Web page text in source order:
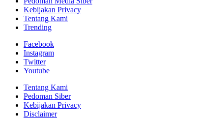
Kebijakan Privacy
Tentang Kami
Trending
Facebook
Instagram
Twitter
Youtube
Tentang Kami
Pedoman Siber
Kebijakan Privacy
Disclaimer